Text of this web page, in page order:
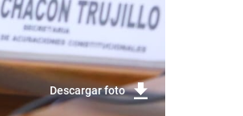
Descargar foto